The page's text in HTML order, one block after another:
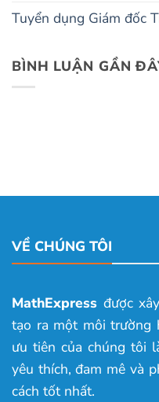
Tuyển dụng Giám đốc
BÌNH LUẬN GẦN
VỀ CHÚNG TÔI
MathExpress được
tạo ra một môi trường
ưu tiên của chúng tôi
yêu thích, đam mê và
cách tốt nhất.